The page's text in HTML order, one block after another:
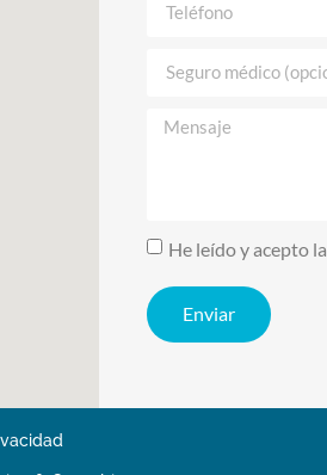
He leído y acepto la
Enviar